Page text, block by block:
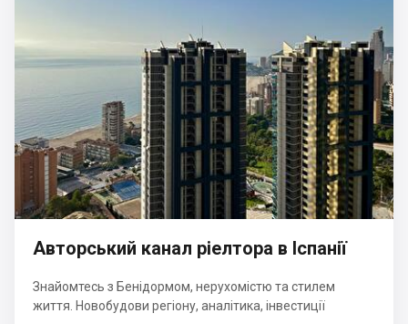
Авторський канал ріелтора в Іспанії
Знайомтесь з Бенідормом, нерухомістю та стилем
життя. Новобудови регіону, аналітика, інвестиції